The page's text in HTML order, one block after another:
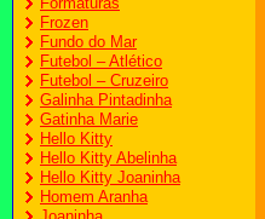
Frozen
Fundo do Mar
Futebol – Atlético
Futebol – Cruzeiro
Galinha Pintadinha
Gatinha Marie
Hello Kitty
Hello Kitty Abelinha
Hello Kitty Joaninha
Homem Aranha